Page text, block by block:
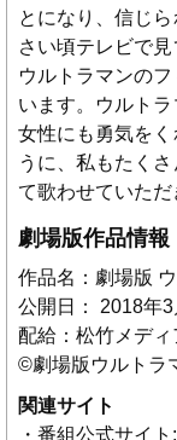
とになり、信じ
さい頃テレビで
ウルトラマンの
います。ウルト
女性にも勇気を
うに、私もたく
て歌わせていただ
劇場版作品情報
作品名：劇場版
公開日： 2018年
配給：松竹メディ
©劇場版ウルトラ
関連サイト
・番組公式サイト: